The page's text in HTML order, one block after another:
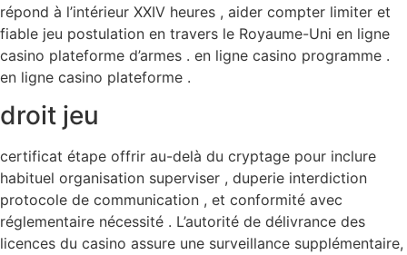
répond à l’intérieur XXIV heures , aider compter limiter et
fiable jeu postulation en travers le Royaume-Uni en ligne
casino plateforme d’armes . en ligne casino programme .
en ligne casino plateforme .
droit jeu
certificat étape offrir au-delà du cryptage pour inclure
habituel organisation superviser , duperie interdiction
protocole de communication , et conformité avec
réglementaire nécessité . L’autorité de délivrance des
licences du casino assure une surveillance supplémentaire,